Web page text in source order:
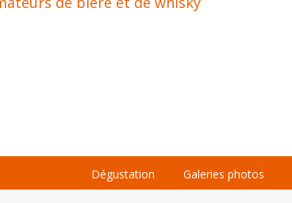
Dégustation Galeries photos